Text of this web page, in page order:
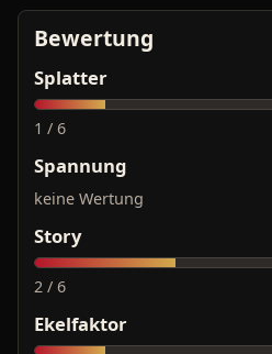
Bewertung
Splatter
1 / 6
Spannung
keine Wertung
Story
2 / 6
Ekelfaktor